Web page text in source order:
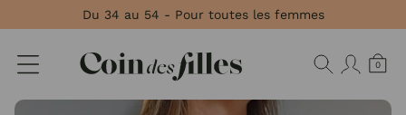
Du 34 au 54 - Pour toutes les femmes
0
Panneau de gestion des cookies